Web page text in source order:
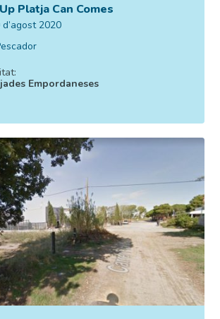
Platja Can Comes
2020
Empordaneses